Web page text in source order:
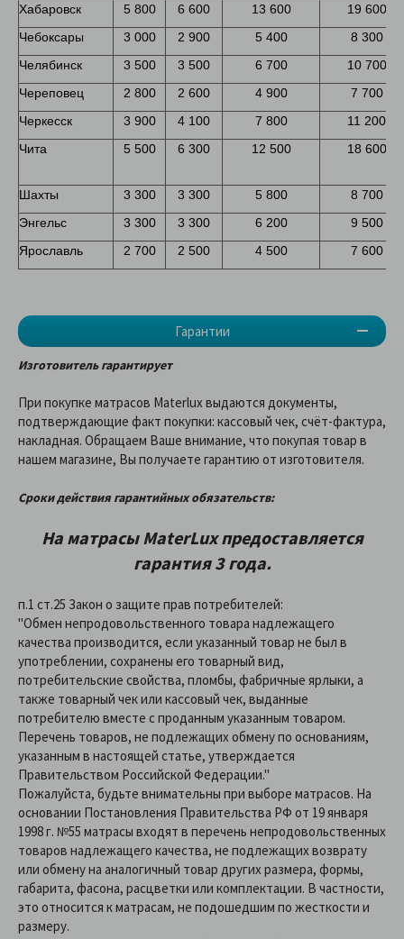
Гарантии
Хабаровск
5 800 6 600 13 600
19 600
Чебоксары
3 000 2 900 5 400
8 300
Челябинск
3 500 3 500 6 700
10 700
Череповец
2 800 2 600 4 900
7 700
Черкесск
3 900 4 100 7 800
11 200
Чита
5 500 6 300 12 500 18 600
Шахты 3 300 3 300 5 800
8 700
Энгельс
3 300 3 300 6 200
9 500
Ярославль
2 700 2 500 4 500 7 600
Изготовитель гарантирует
При покупке матрасов Materlux выдаются документы,
подтверждающие факт покупки: кассовый чек, счёт-фактура,
накладная. Обращаем Ваше внимание, что покупая товар в
нашем магазине, Вы получаете гарантию от изготовителя.
Сроки действия гарантийных обязательств:
На матрасы MaterLuxпредоставляетcя
гарантия 3 года.
п.1 ст.25 Закон о защите прав потребителей:
"Обмен непродовольственного товара надлежащего
качества производится, если указанный товар не был в
употреблении, сохранены его товарный вид,
потребительские свойства, пломбы, фабричные ярлыки, а
также товарный чек или кассовый чек, выданные
потребителю вместе с проданным указанным товаром.
Перечень товаров, не подлежащих обмену по основаниям,
указанным в настоящей статье, утверждается
Правительством Российской Федерации."
Пожалуйста, будьте внимательны при выборе матрасов. На
основании Постановления Правительства РФ от 19 января
1998 г. №55 матрасы входят в перечень непродовольственных
товаров надлежащего качества, не подлежащих возврату
или обмену на аналогичный товар других размера, формы,
габарита, фасона, расцветки или комплектации. В частности,
это относится к матрасам, не подошедшим по жесткости и
размеру.